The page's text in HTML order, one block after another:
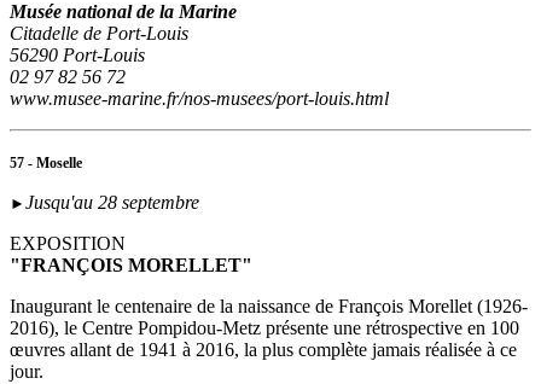
Musée national de la Marine
Citadelle de Port-Louis
56290 Port-Louis
02 97 82 56 72
www.musee-marine.fr/nos-musees/port-louis.html
57 - Moselle
► Jusqu'au 28 septembre
EXPOSITION
"FRANÇOIS MORELLET"
Inaugurant le centenaire de la naissance de François Morellet (1926-
2016), le Centre Pompidou-Metz présente une rétrospective en 100
œuvres allant de 1941 à 2016, la plus complète jamais réalisée à ce
jour.